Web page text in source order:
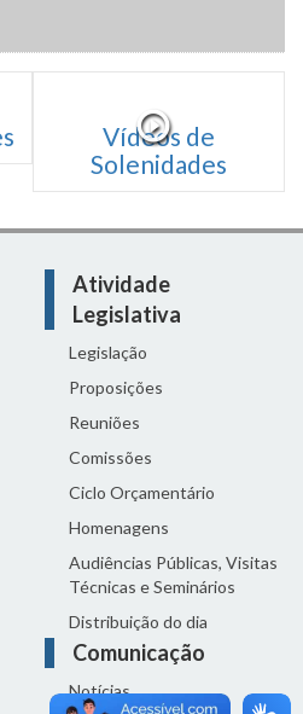
Vídeos de
Solenidades
Atividade
Legislativa
Legislação
Proposições
Reuniões
Comissões
Ciclo Orçamentário
Homenagens
Audiências Públicas, Visitas
Técnicas e Seminários
Distribuição do dia
Comunicação
Notícias